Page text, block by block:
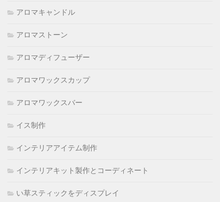
アロマキャンドル
アロマストーン
アロマディフューザー
アロマワックスカップ
アロマワックスバー
イス制作
インテリアアイテム制作
インテリアキット製作とコーディネート
い草スティックをディスプレイ